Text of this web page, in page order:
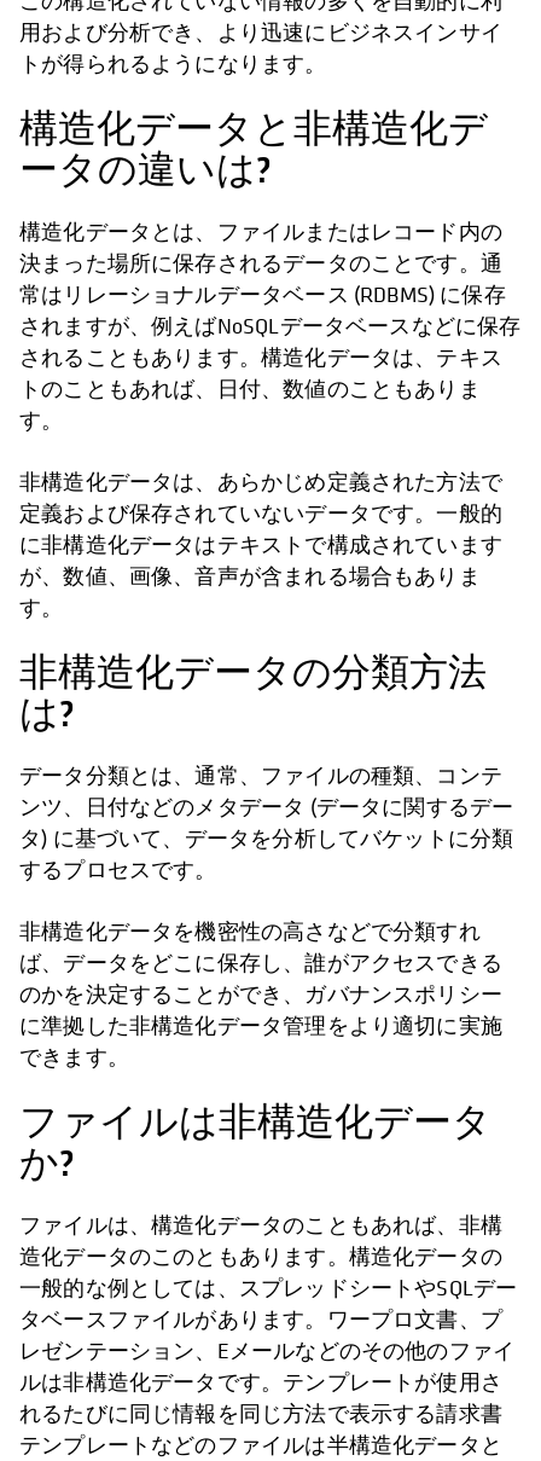
用および分析でき、より迅速にビジネスインサイ
トが得られるようになります。
構造化データと非構造化デ
ータの違いは?
構造化データとは、ファイルまたはレコード内の
決まった場所に保存されるデータのことです。通
常はリレーショナルデータベース (RDBMS) に保存
されますが、例えばNoSQLデータベースなどに保存
されることもあります。構造化データは、テキス
トのこともあれば、日付、数値のこともありま
す。
非構造化データは、あらかじめ定義された方法で
定義および保存されていないデータです。一般的
に非構造化データはテキストで構成されています
が、数値、画像、音声が含まれる場合もありま
す。
非構造化データの分類方法
は?
データ分類とは、通常、ファイルの種類、コンテ
ンツ、日付などのメタデータ (データに関するデー
タ) に基づいて、データを分析してバケットに分類
するプロセスです。
非構造化データを機密性の高さなどで分類すれ
ば、データをどこに保存し、誰がアクセスできる
のかを決定することができ、ガバナンスポリシー
に準拠した非構造化データ管理をより適切に実施
できます。
ファイルは非構造化データ
か?
ファイルは、構造化データのこともあれば、非構
造化データのこのともあります。構造化データの
一般的な例としては、スプレッドシートやSQLデー
タベースファイルがあります。ワープロ文書、プ
レゼンテーション、Eメールなどのその他のファイ
ルは非構造化データです。テンプレートが使用さ
れるたびに同じ情報を同じ方法で表示する請求書
テンプレートなどのファイルは半構造化データと